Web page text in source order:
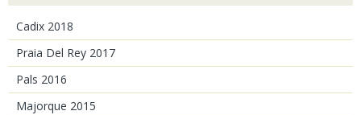
Cadix 2018
Praia Del Rey 2017
Pals 2016
Majorque 2015